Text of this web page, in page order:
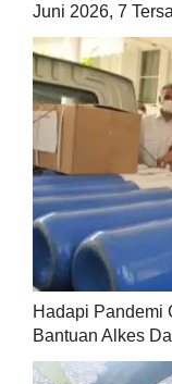
Juni 2026, 7
Hadapi Pandemi
Bantuan Alkes